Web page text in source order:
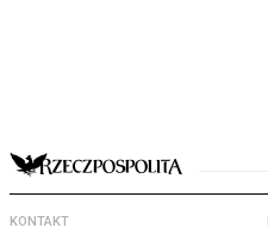
KONTAKT